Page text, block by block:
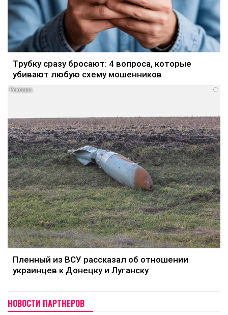
Трубку сразу бросают: 4 вопроса, которые
убивают любую схему мошенников
i
Пленный из ВСУ рассказал об отношении
украинцев к Донецку и Луганску
НОВОСТИ ПАРТНЕРОВ